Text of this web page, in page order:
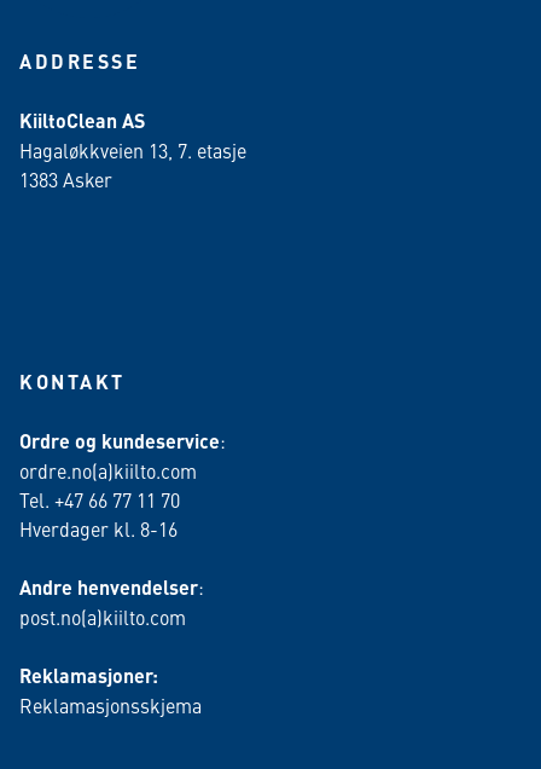
ADDRESSE
KiiltoClean AS
Hagaløkkveien 13, 7. etasje
1383 Asker
KONTAKT
Ordre og kundeservice:
ordre.no(a)kiilto.com
Tel. +47 66 77 11 70
Hverdager kl. 8-16
Andre henvendelser:
post.no(a)kiilto.com
Reklamasjoner:
Reklamasjonsskjema